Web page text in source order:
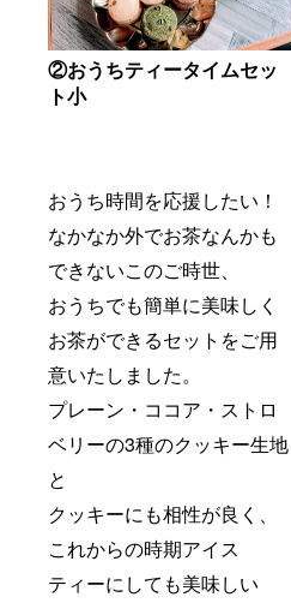
②おうちティータイムセッ
ト小
おうち時間を応援したい！
なかなか外でお茶なんかも
できないこのご時世、
おうちでも簡単に美味しく
お茶ができるセットをご用
意いたしました。
プレーン・ココア・ストロ
ベリーの3種のクッキー生地
と
クッキーにも相性が良く、
これからの時期アイス
ティーにしても美味しい